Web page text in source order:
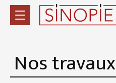
Nos travaux